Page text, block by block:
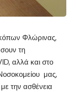
Φλώρινας,
τη
αλλά και στο
μας,
την ασθένεια